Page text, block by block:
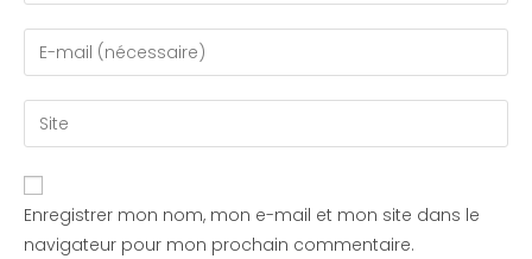
Enregistrer mon nom, mon e-mail et mon site dans le
navigateur pour mon prochain commentaire.